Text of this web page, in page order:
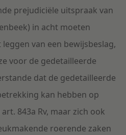
prejudiciële uitspraak van
in acht moeten
van een bewijsbeslag,
voor de gedetailleerde
dat de gedetailleerde
kan hebben op
843a Rv, maar zich ook
roerende zaken